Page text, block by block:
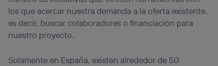
los que acercar nuestra demanda a la oferta existente,
es decir, buscar colaboradores o financiación para
nuestro proyecto.
Solamente en España, existen alrededor de 50